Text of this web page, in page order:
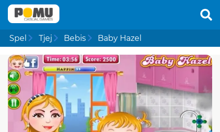
Spel Tjej Bebis Baby Hazel